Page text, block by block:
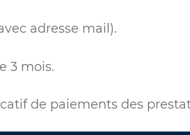
adresse mail).
3 mois.
de paiements des